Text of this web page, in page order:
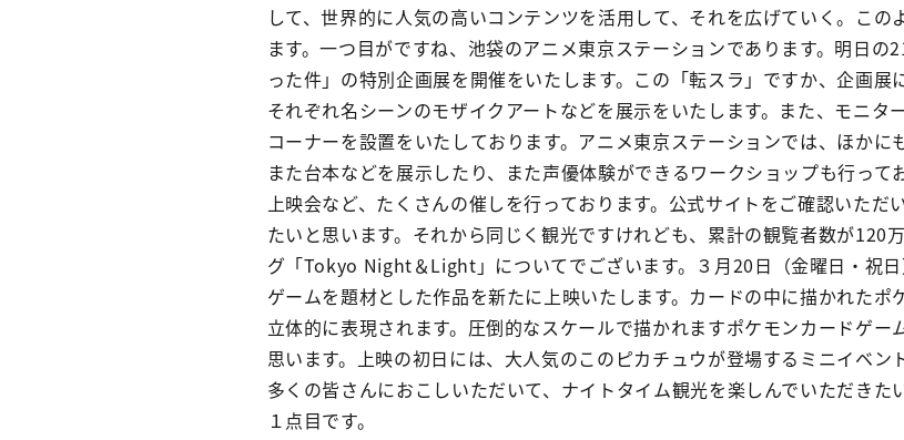
して、世界的に人気の高いコンテンツを活用して、それを広げていく。こ
ます。一つ目がですね、池袋のアニメ東京ステーションであります。明日
った件」の特別企画展を開催をいたします。この「転スラ」ですか、企画
それぞれ名シーンのモザイクアートなどを展示をいたします。また、モニ
コーナーを設置をいたしております。アニメ東京ステーションでは、ほかに
また台本などを展示したり、また声優体験ができるワークショップも行っ
上映会など、たくさんの催しを行っております。公式サイトをご確認いた
たいと思います。それから同じく観光ですけれども、累計の観覧者数が
グ「Tokyo Night＆Light」についてでございます。３月20日（金曜日・祝
ゲームを題材とした作品を新たに上映いたします。カードの中に描かれた
立体的に表現されます。圧倒的なスケールで描かれますポケモンカードゲ
思います。上映の初日には、大人気のこのピカチュウが登場するミニイベ
多くの皆さんにおこしいただいて、ナイトタイム観光を楽しんでいただき
１点目です。